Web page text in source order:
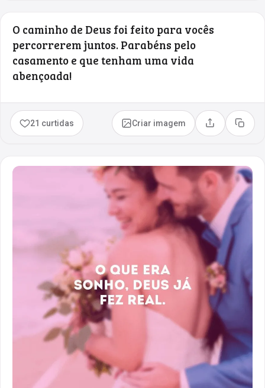
O caminho de Deus foi feito para vocês
percorrerem juntos. Parabéns pelo
casamento e que tenham uma vida
abençoada!
21 curtidas Criar imagem Compartilhar
Copiar